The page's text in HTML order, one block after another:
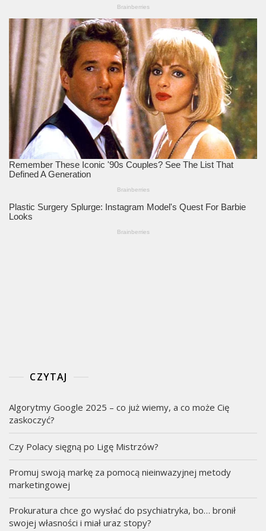
CZYTAJ
Algorytmy Google 2025 – co już wiemy, a co może Cię
zaskoczyć?
Czy Polacy sięgną po Ligę Mistrzów?
Promuj swoją markę za pomocą nieinwazyjnej metody
marketingowej
Prokuratura chce go wysłać do psychiatryka, bo… bronił
swojej własności i miał uraz stopy?